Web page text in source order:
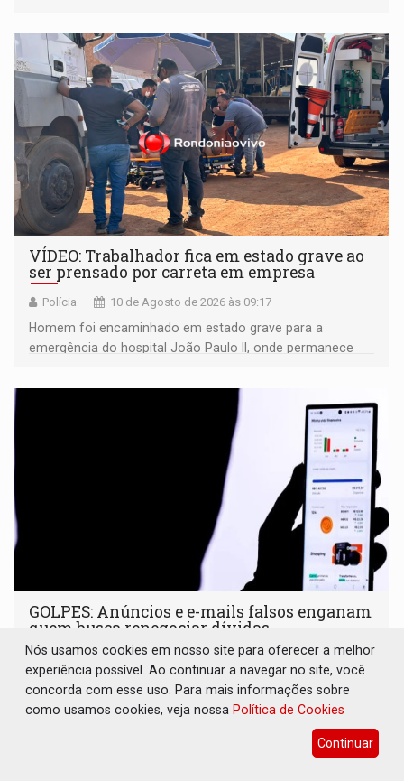
VÍDEO: Trabalhador fica em estado grave ao
ser prensado por carreta em empresa
Polícia 10 de Agosto de 2026 às 09:17
Homem foi encaminhado em estado grave para a
emergência do hospital João Paulo II, onde permanece
GOLPES: Anúncios e e-mails falsos enganam
quem busca renegociar dívidas
Geral 10 de Agosto de 2026 às 09:15
Levantamento identificou 544 anúncios fraudulentos nas
plataformas da Meta entre abril e junho. Fazenda não
Nós usamos cookies em nosso site para oferecer a melhor
experiência possível. Ao continuar a navegar no site, você
concorda com esse uso. Para mais informações sobre
como usamos cookies, veja nossa Política de Cookies
Continuar